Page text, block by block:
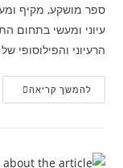
ספר מושקע, מקיף
עיוני ומעשי בתחום
הרעיוני והפילוסופי
להמשך קריאה